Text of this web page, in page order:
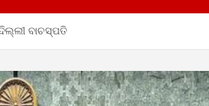
ବାଚସ୍ପତି